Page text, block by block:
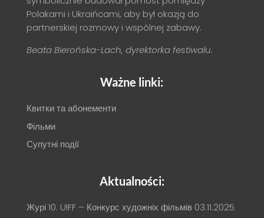
Polakami i Ukraińcami, aby był okazją do
partnerskiej rozmowy i wspólnej zabawy.
Beata Bierońska-Lach, dyrektorka festiwalu.
Ważne linki:
Квитки та абонементи
Фільми
Супутні події
Aktualności:
Журі 10. U!FF – Конкурс художніх фільмів 03.11.2025